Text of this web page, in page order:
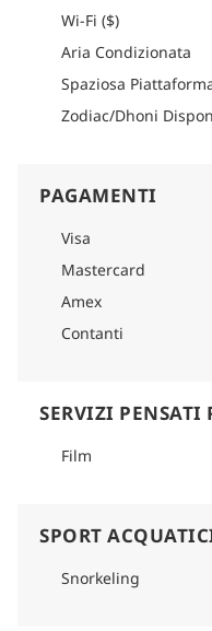
Wi-Fi ($)
Aria Condizionata
Spaziosa
Zodiac/Dhoni
PAGAMENTI
Visa
Mastercard
Amex
Contanti
SERVIZI PENSATI
Film
SPORT
Snorkeling